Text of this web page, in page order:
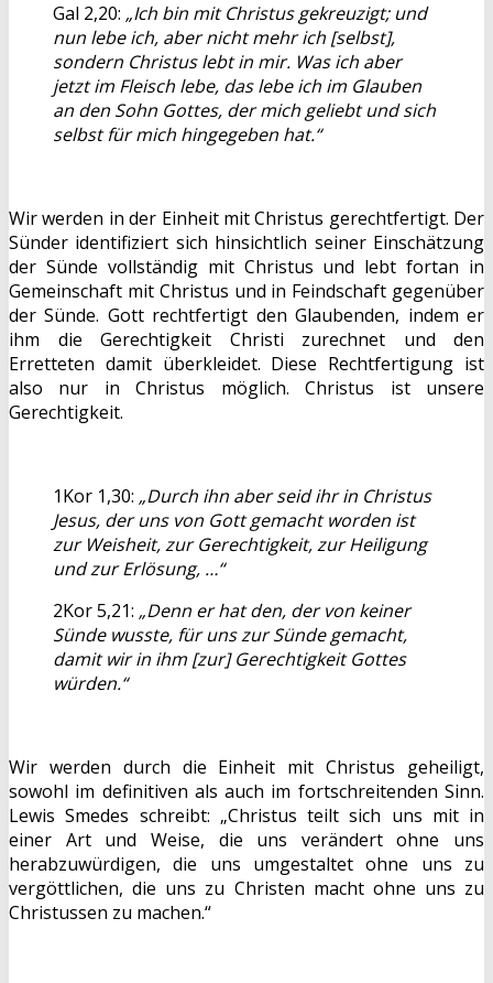
Gal 2,20: „Ich bin mit Christus gekreuzigt; und
nun lebe ich, aber nicht mehr ich [selbst],
sondern Christus lebt in mir. Was ich aber
jetzt im Fleisch lebe, das lebe ich im Glauben
an den Sohn Gottes, der mich geliebt und sich
selbst für mich hingegeben hat.“
Wir werden in der Einheit mit Christus gerechtfertigt. Der
Sünder identifiziert sich hinsichtlich seiner Einschätzung
der Sünde vollständig mit Christus und lebt fortan in
Gemeinschaft mit Christus und in Feindschaft gegenüber
der Sünde. Gott rechtfertigt den Glaubenden, indem er
ihm die Gerechtigkeit Christi zurechnet und den
Erretteten damit überkleidet. Diese Rechtfertigung ist
also nur in Christus möglich. Christus ist unsere
Gerechtigkeit.
1Kor 1,30: „Durch ihn aber seid ihr in Christus
Jesus, der uns von Gott gemacht worden ist
zur Weisheit, zur Gerechtigkeit, zur Heiligung
und zur Erlösung, …“
2Kor 5,21: „Denn er hat den, der von keiner
Sünde wusste, für uns zur Sünde gemacht,
damit wir in ihm [zur] Gerechtigkeit Gottes
würden.“
Wir werden durch die Einheit mit Christus geheiligt,
sowohl im definitiven als auch im fortschreitenden Sinn.
Lewis Smedes schreibt: „Christus teilt sich uns mit in
einer Art und Weise, die uns verändert ohne uns
herabzuwürdigen, die uns umgestaltet ohne uns zu
vergöttlichen, die uns zu Christen macht ohne uns zu
Christussen zu machen.“